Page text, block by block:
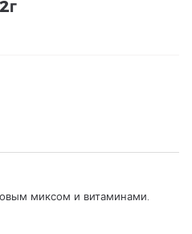
миксом и витаминами.